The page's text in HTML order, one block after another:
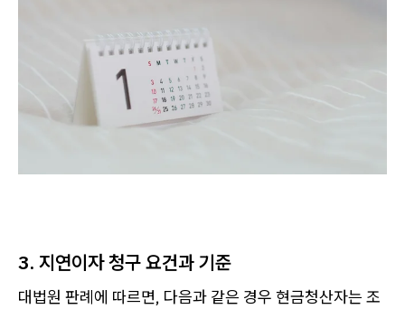
3. 지연이자 청구 요건과 기준
대법원 판례에 따르면, 다음과 같은 경우 현금청산자는 조